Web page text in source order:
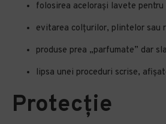
folosirea acelorași lavete pentru
evitarea colțurilor, plintelor sau
produse prea „parfumate” dar
lipsa unei proceduri scrise,